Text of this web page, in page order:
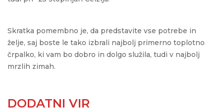
Skratka pomembno je, da predstavite vse potrebe in
želje, saj boste le tako izbrali najbolj primerno toplotno
črpalko, ki vam bo dobro in dolgo služila, tudi v najbolj
mrzlih zimah.
DODATNI VIR